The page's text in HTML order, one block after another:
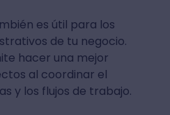
es útil para los
de tu negocio.
hacer una mejor
al coordinar el
y los flujos de trabajo.